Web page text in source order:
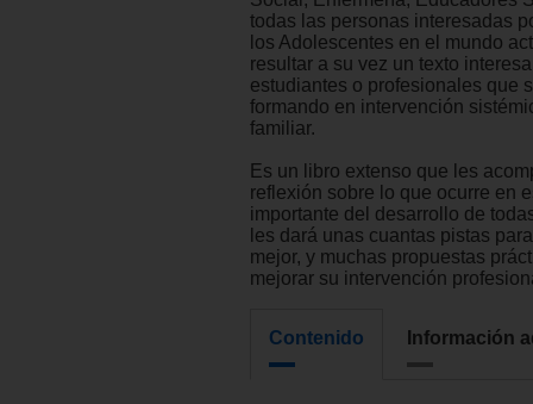
todas las personas interesadas
los Adolescentes en el mundo
resultar a su vez un texto
estudiantes o profesionales que
formando en intervención
familiar.
Es un libro extenso que les
reflexión sobre lo que ocurre en
importante del desarrollo de
les dará unas cuantas pistas
mejor, y muchas propuestas
mejorar su intervención
Contenido Información